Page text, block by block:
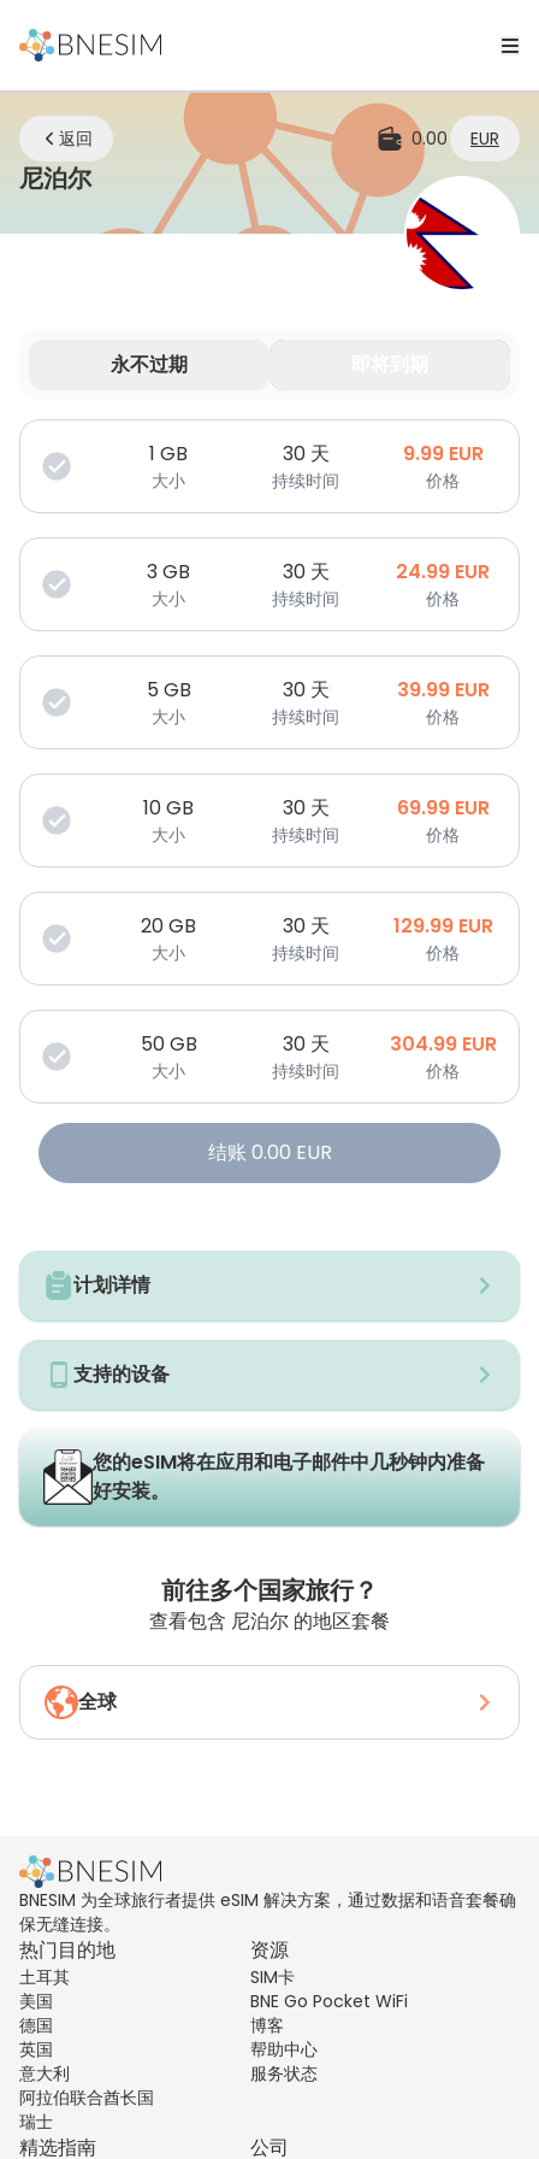
返回 0.00 EUR
尼泊尔eSIM | 无论您身在何处，始终保持连接
永不过期
您的数据在有限时间内有效。
1 GB
大小
30 天
持续时间
9.99 EUR
价格
3GB
大小
30 天
持续时间
24.99 EUR
价格
5 GB
大小
30 天
持续时间
39.99 EUR
价格
10GB
大小
30 天
持续时间
69.99 EUR
价格
20GB
大小
30 天
持续时间
129.99 EUR
价格
50GB
大小
30 天
持续时间
304.99 EUR
价格
结账 0.00 EUR
计划详情
支持的设备
您的eSIM将在应用和电子邮件中几秒钟内准备
好安装。
前往多个国家旅行？
查看包含 尼泊尔 的地区套餐
全球
BNESIM 为全球旅行者提供 eSIM 解决方案，通过数据和语音套餐确
保无缝连接。
热门目的地
土耳其
美国
德国
英国
意大利
阿拉伯联合酋长国
瑞士
资源
SIM卡
BNE Go Pocket WiFi
博客
帮助中心
服务状态
精选指南 公司